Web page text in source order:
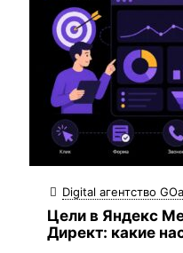
Digital агентство
Цели в Яндекс
Директ: какие